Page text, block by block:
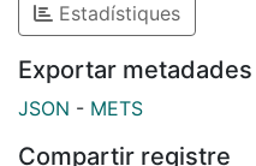
Estadístiques
Exportar metadades
JSON - METS
Compartir registre